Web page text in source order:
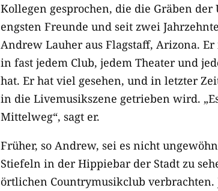
Kollegen gesprochen, die die Gräben
engsten Freunde und seit zwei
Andrew Lauher aus Flagstaff, Arizona.
in fast jedem Club, jedem Theater und
hat. Er hat viel gesehen, und in letzter
in die Livemusikszene getrieben wird.
Mittelweg“, sagt er.
Früher, so Andrew, sei es nicht
Stiefeln in der Hippiebar der Stadt zu
örtlichen Countrymusikclub verbrachten.